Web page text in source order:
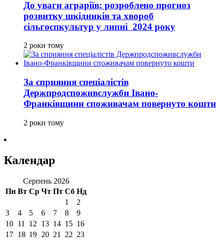
До уваги аграріїв: розроблено прогноз
розвитку шкідників та хвороб
сільгоспкультур у липні 2024 року
2 роки тому
За сприяння спеціалістів
Держпродспоживслужби Івано-
Франківщини споживачам повернуто кошти
2 роки тому
Календар
Серпень 2026
Пн Вт Ср Чт Пт Сб Нд
1
2
3
4 5 6 7 8
9
10 11 12 13 14 15 16
17 18 19 20 21 22 23